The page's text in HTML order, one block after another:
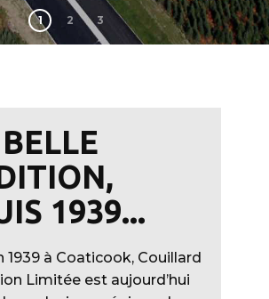
1 2 3
1939...
1939 à Coaticook, Couillard
Limitée est aujourd’hui